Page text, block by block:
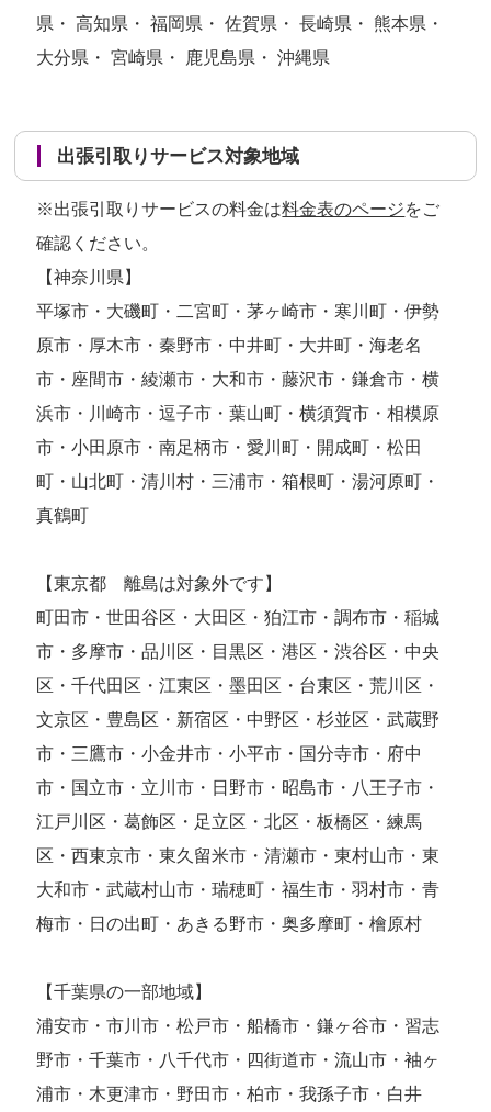
県・ 高知県・ 福岡県・ 佐賀県・ 長崎県・ 熊本県・
大分県・ 宮崎県・ 鹿児島県・ 沖縄県
出張引取りサービス対象地域
※出張引取りサービスの料金は料金表のページをご
確認ください。
【神奈川県】
平塚市・大磯町・二宮町・茅ヶ崎市・寒川町・伊勢
原市・厚木市・秦野市・中井町・大井町・海老名
市・座間市・綾瀬市・大和市・藤沢市・鎌倉市・横
浜市・川崎市・逗子市・葉山町・横須賀市・相模原
市・小田原市・南足柄市・愛川町・開成町・松田
町・山北町・清川村・三浦市・箱根町・湯河原町・
真鶴町
【東京都 離島は対象外です】
町田市・世田谷区・大田区・狛江市・調布市・稲城
市・多摩市・品川区・目黒区・港区・渋谷区・中央
区・千代田区・江東区・墨田区・台東区・荒川区・
文京区・豊島区・新宿区・中野区・杉並区・武蔵野
市・三鷹市・小金井市・小平市・国分寺市・府中
市・国立市・立川市・日野市・昭島市・八王子市・
江戸川区・葛飾区・足立区・北区・板橋区・練馬
区・西東京市・東久留米市・清瀬市・東村山市・東
大和市・武蔵村山市・瑞穂町・福生市・羽村市・青
梅市・日の出町・あきる野市・奥多摩町・檜原村
【千葉県の一部地域】
浦安市・市川市・松戸市・船橋市・鎌ヶ谷市・習志
野市・千葉市・八千代市・四街道市・流山市・袖ヶ
浦市・木更津市・野田市・柏市・我孫子市・白井